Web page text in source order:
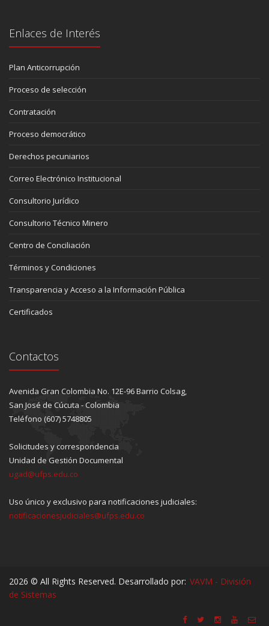
Enlaces de Interés
Plan Anticorrupción
Proceso de selección
Contratación
Proceso democrático
Derechos pecuniarios
Correo Electrónico Institucional
Consultorio Jurídico
Consultorio Técnico Minero
Centro de Conciliación
Términos y Condiciones
Transparencia y Acceso a la Información Pública
Certificados
Contactos
Avenida Gran Colombia No. 12E-96 Barrio Colsag,
San José de Cúcuta - Colombia
Teléfono (607) 5748805
Solicitudes y correspondencia
Unidad de Gestión Documental
ugad@ufps.edu.co
Uso único y exclusivo para notificaciones judiciales:
notificacionesjudiciales@ufps.edu.co
2026 © All Rights Reserved. Desarrollado por: VAVM - División
de Sistemas